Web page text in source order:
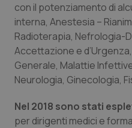
Lombardia
Marche
Molise
Piemonte
Dolore
Donna & Salute
Epatiti
HIV
con il potenziamento di
interna, Anestesia –
Radioterapia, Nefrologia-
Accettazione e
Generale, Malattie
Neurologia, Ginecologia,
Nel 2018 sono stati
per dirigenti medici e